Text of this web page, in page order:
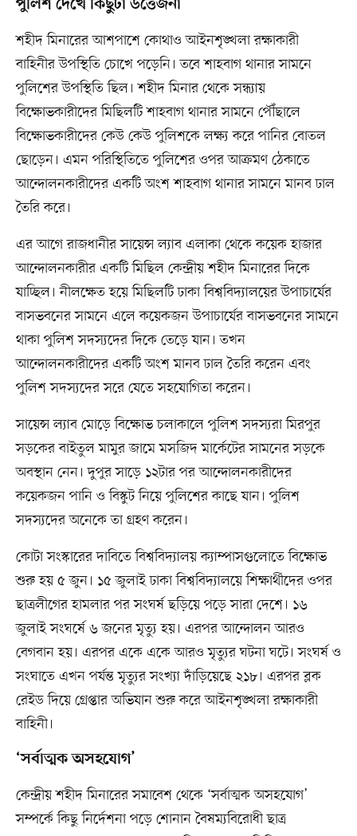
পুলিশ দেখে কিছুটা উত্তেজনা
শহীদ মিনারের আশপাশে কোথাও আইনশৃঙ্খলা রক্ষাকারী
বাহিনীর উপস্থিতি চোখে পড়েনি। তবে শাহবাগ থানার সামনে
পুলিশের উপস্থিতি ছিল। শহীদ মিনার থেকে সন্ধ্যায়
বিক্ষোভকারীদের মিছিলটি শাহবাগ থানার সামনে পৌঁছালে
বিক্ষোভকারীদের কেউ কেউ পুলিশকে লক্ষ্য করে পানির বোতল
ছোড়েন। এমন পরিস্থিতিতে পুলিশের ওপর আক্রমণ ঠেকাতে
আন্দোলনকারীদের একটি অংশ শাহবাগ থানার সামনে মানব ঢাল
তৈরি করে।
এর আগে রাজধানীর সায়েন্স ল্যাব এলাকা থেকে কয়েক হাজার
আন্দোলনকারীর একটি মিছিল কেন্দ্রীয় শহীদ মিনারের দিকে
যাচ্ছিল। নীলক্ষেত হয়ে মিছিলটি ঢাকা বিশ্ববিদ্যালয়ের উপাচার্যের
বাসভবনের সামনে এলে কয়েকজন উপাচার্যের বাসভবনের সামনে
থাকা পুলিশ সদস্যদের দিকে তেড়ে যান। তখন
আন্দোলনকারীদের একটি অংশ মানব ঢাল তৈরি করেন এবং
পুলিশ সদস্যদের সরে যেতে সহযোগিতা করেন।
সায়েন্স ল্যাব মোড়ে বিক্ষোভ চলাকালে পুলিশ সদস্যরা মিরপুর
সড়কের বাইতুল মামুর জামে মসজিদ মার্কেটের সামনের সড়কে
অবস্থান নেন। দুপুর সাড়ে ১২টার পর আন্দোলনকারীদের
কয়েকজন পানি ও বিস্কুট নিয়ে পুলিশের কাছে যান। পুলিশ
সদস্যদের অনেকে তা গ্রহণ করেন।
কোটা সংস্কারের দাবিতে বিশ্ববিদ্যালয় ক্যাম্পাসগুলোতে বিক্ষোভ
শুরু হয় ৫ জুন। ১৫ জুলাই ঢাকা বিশ্ববিদ্যালয়ে শিক্ষার্থীদের ওপর
ছাত্রলীগের হামলার পর সংঘর্ষ ছড়িয়ে পড়ে সারা দেশে। ১৬
জুলাই সংঘর্ষে ৬ জনের মৃত্যু হয়। এরপর আন্দোলন আরও
বেগবান হয়। এরপর একে একে আরও মৃত্যুর ঘটনা ঘটে। সংঘর্ষ ও
সংঘাতে এখন পর্যন্ত মৃত্যুর সংখ্যা দাঁড়িয়েছে ২১৮। এরপর ব্লক
রেইড দিয়ে গ্রেপ্তার অভিযান শুরু করে আইনশৃঙ্খলা রক্ষাকারী
বাহিনী।
‘সর্বাত্মক অসহযোগ’
কেন্দ্রীয় শহীদ মিনারের সমাবেশ থেকে ‘সর্বাত্মক অসহযোগ’
সম্পর্কে কিছু নির্দেশনা পড়ে শোনান বৈষম্যবিরোধী ছাত্র